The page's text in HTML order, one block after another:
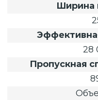
Ширина
28
Пропускная